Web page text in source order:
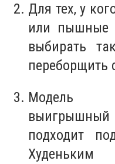
Для тех, у
или пышные
выбирать
переборщить
Модель
выигрышный
подходит
Худеньким